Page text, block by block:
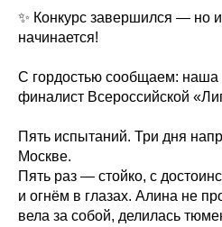
✨ Конкурс завершился — но
начинается!
С гордостью сообщаем:
финалист Всероссийской
Пять испытаний. Три дня
Москве.
Пять раз — стойко, с
и огнём в глазах. Алина не
вела за собой, делилась